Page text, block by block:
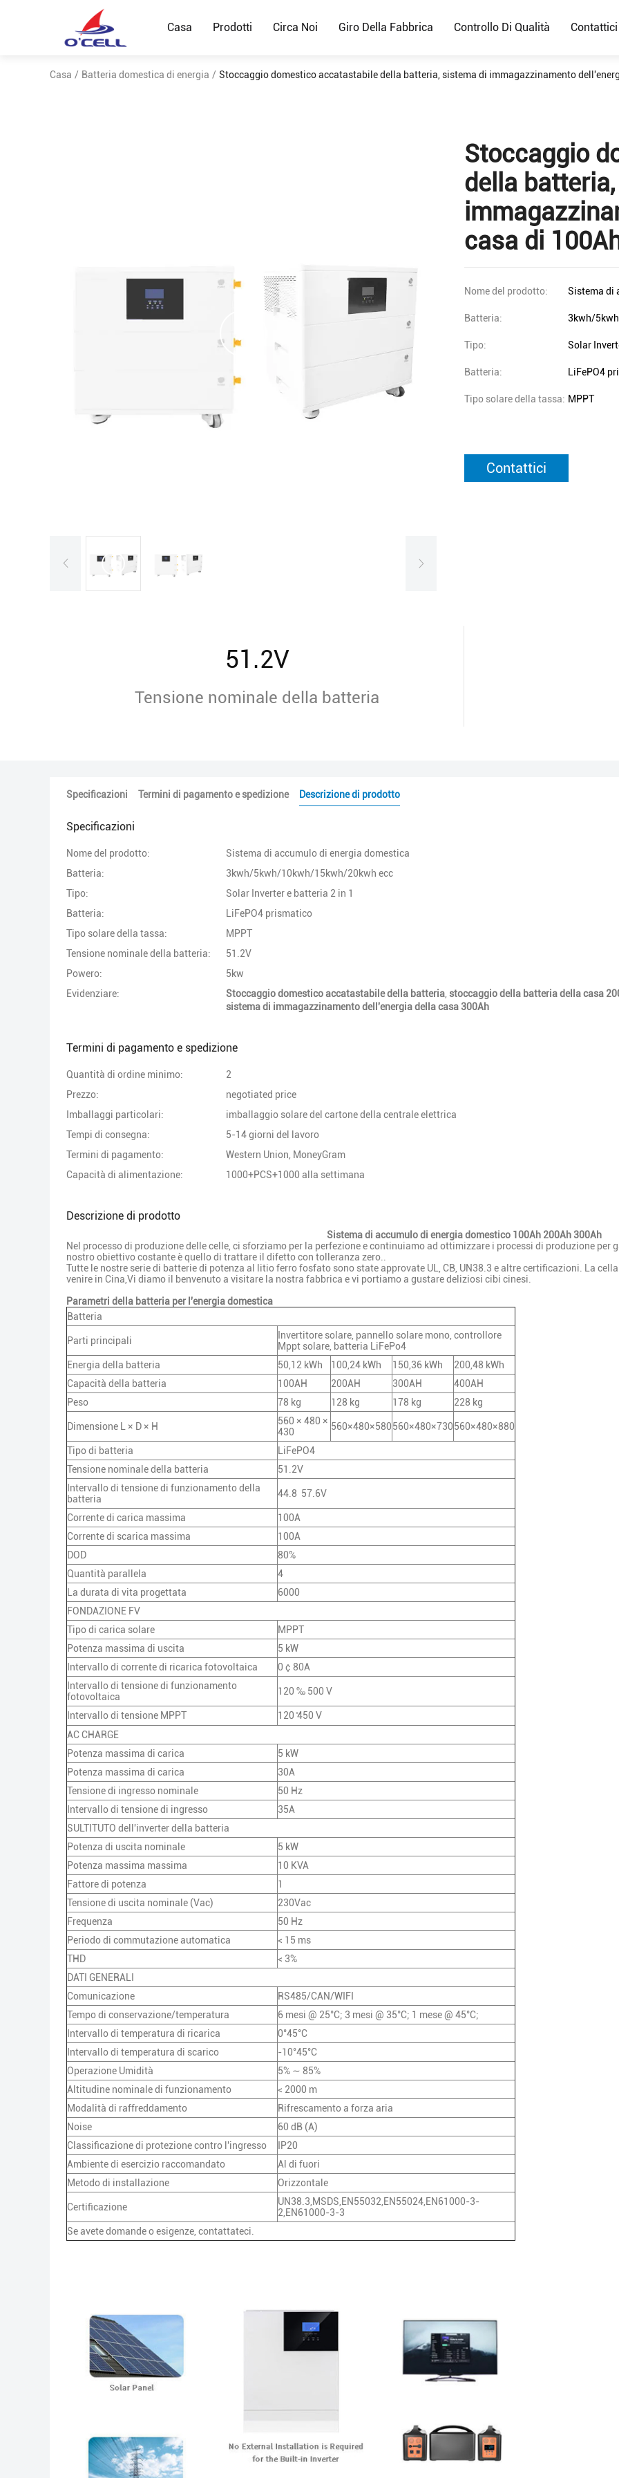
Casa Prodotti Circa Noi Giro Della Fabbrica Controllo Di Qualità Contattici
Casa / Batteria domestica di energia / Stoccaggio domestico accatastabile della batteria, sistema di immagazzinamento
Stoccaggio
della
casa di
Nome del prodotto: Sistema di
Batteria: 3kwh/
Tipo: Solar
Batteria: LiFePO4
Tipo solare della tassa: MPPT
Contattici
51.2V
Tensione nominale della batteria
Specificazioni Termini di pagamento e spedizione Descrizione di prodotto
Specificazioni
Nome del prodotto:
Sistema di accumulo di energia domestica
Batteria:
3kwh/5kwh/10kwh/15kwh/20kwh ecc
Tipo:
Solar Inverter e batteria 2 in 1
Batteria:
LiFePO4 prismatico
Tipo solare della tassa:
MPPT
Tensione nominale della batteria:
51.2V
Powero:
5kw
Evidenziare:
Stoccaggio domestico accatastabile della batteria stoccaggio della batteria della casa
sistema di immagazzinamento dell'energia della casa 300Ah
Termini di pagamento e spedizione
Quantità di ordine minimo:
2
Prezzo:
negotiated price
Imballaggi particolari:
imballaggio solare del cartone della centrale elettrica
Tempi di consegna:
5-14 giorni del lavoro
Termini di pagamento:
Western Union, MoneyGram
Capacità di alimentazione:
1000+PCS+1000 alla settimana
Descrizione di prodotto
Sistema di accumulo di energia domestico 100Ah 200Ah 300Ah
Nel processo di produzione delle celle, ci sforziamo per la perfezione e continuiamo ad ottimizzare i processi di produzione per
nostro obiettivo costante è quello di trattare il difetto con tolleranza zero..
Tutte le nostre serie di batterie di potenza al litio ferro fosfato sono state approvate UL, CB, UN38.3 e altre certificazioni. La
venire in Cina,Vi diamo il benvenuto a visitare la nostra fabbrica e vi portiamo a gustare deliziosi cibi cinesi.
Parametri della batteria per l'energia domestica
Batteria
Parti principali
Invertitore solare, pannello solare mono, controllore
Mppt solare, batteria LiFePo4
Energia della batteria
50,12 kWh 100,24 kWh 150,36 kWh
200,48 kWh
Capacità della batteria
100AH 200AH 300AH
400AH
Peso
78 kg 128 kg 178 kg 228 kg
Dimensione L × D × H
560 × 480 ×
430
560×480×580560×480×730560×480×880
Tipo di batteria
LiFePO4
Tensione nominale della batteria
51.2V
Intervallo di tensione di funzionamento della
batteria
44.8 ️ 57.6V
Corrente di carica massima
100A
Corrente di scarica massima
100A
DOD
80%
Quantità parallela
4
La durata di vita progettata
6000
FONDAZIONE FV
Tipo di carica solare
MPPT
Potenza massima di uscita
5 kW
Intervallo di corrente di ricarica fotovoltaica
0 ¢ 80A
Intervallo di tensione di funzionamento
fotovoltaica
120 ‰ 500 V
Intervallo di tensione MPPT
120 ̊450 V
AC CHARGE
Potenza massima di carica
5 kW
Potenza massima di carica
30A
Tensione di ingresso nominale
50 Hz
Intervallo di tensione di ingresso
35A
SULTITUTO dell'inverter della batteria
Potenza di uscita nominale
5 kW
Potenza massima massima
10 KVA
Fattore di potenza
1
Tensione di uscita nominale (Vac)
230Vac
Frequenza
50 Hz
Periodo di commutazione automatica
< 15 ms
THD
< 3%
DATI GENERALI
Comunicazione
RS485/CAN/WIFI
Tempo di conservazione/temperatura
6 mesi @ 25°C; 3 mesi @ 35°C; 1 mese @ 45°C;
Intervallo di temperatura di ricarica
0°45°C
Intervallo di temperatura di scarico
-10°45°C
Operazione Umidità
5% ∼ 85%
Altitudine nominale di funzionamento
< 2000 m
Modalità di raffreddamento
Rifrescamento a forza aria
Noise
60 dB (A)
Classificazione di protezione contro l'ingresso
IP20
Ambiente di esercizio raccomandato
Al di fuori
Metodo di installazione
Orizzontale
Certificazione
UN38.3,MSDS,EN55032,EN55024,EN61000-3-
2,EN61000-3-3
Se avete domande o esigenze, contattateci.